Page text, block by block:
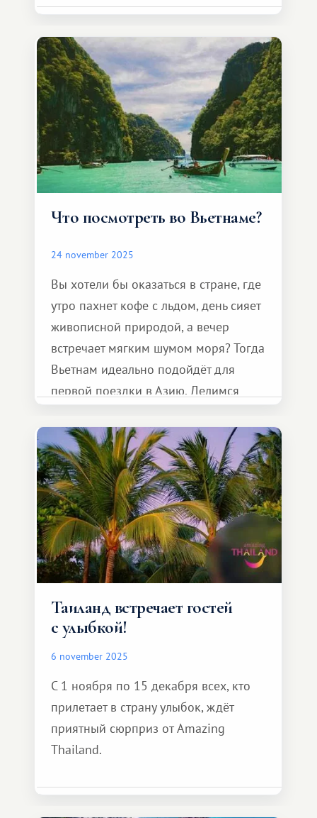
важно чувствовать, что всё под
ощущение появляется само по себе.
Что посмотреть во Вьетнаме?
24 november 2025
Вы хотели бы оказаться в стране, где
утро пахнет кофе с льдом, день сияет
живописной природой, а вечер
встречает мягким шумом моря? Тогда
Вьетнам идеально подойдёт для
первой поездки в Азию. Делимся
каждому путешественнику.
Таиланд встречает гостей
с улыбкой!
6 november 2025
С 1 ноября по 15 декабря всех, кто
прилетает в страну улыбок, ждёт
приятный сюрприз от Amazing
Thailand.